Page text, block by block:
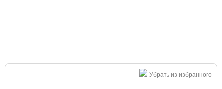
Убрать из избранного